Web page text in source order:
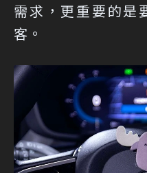
需求，更重要的是
客。